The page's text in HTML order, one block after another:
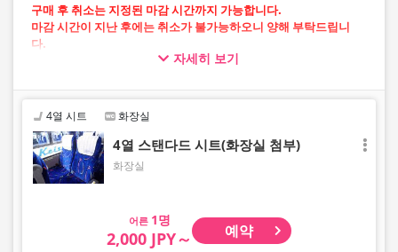
구매 후 취소는 지정된 마감 시간까지 가능합니다.
마감 시간이 지난 후에는 취소가 불가능하오니 양해 부탁드립니
다.
・공항 출발: 출발지 출발 시각 10분 전까지
자세히 보기
4열 시트 화장실
4열 스탠다드 시트(화장실 첨부)
화장실
어른
2,000 JPY～ 예약